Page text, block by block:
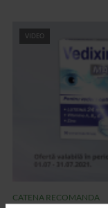
VIDEO
CATENA RECOMANDA